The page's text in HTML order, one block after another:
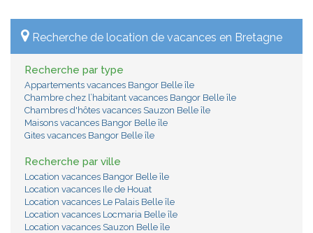
Recherche de location de vacances en Bretagne
Recherche par type
Appartements vacances Bangor Belle île
Chambre chez l’habitant vacances Bangor Belle île
Chambres d'hôtes vacances Sauzon Belle île
Maisons vacances Bangor Belle île
Gites vacances Bangor Belle île
Recherche par ville
Location vacances Bangor Belle île
Location vacances Ile de Houat
Location vacances Le Palais Belle île
Location vacances Locmaria Belle île
Location vacances Sauzon Belle île